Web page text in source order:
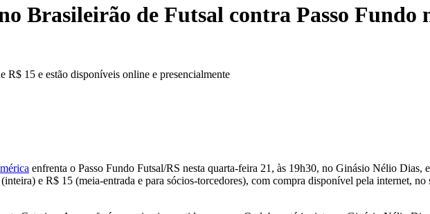
Brasileirão de Futsal contra Passo Fundo
R$ 15 e estão disponíveis online e presencialmente
enfrenta o Passo Fundo Futsal/RS nesta quarta-feira 21, às 19h30, no Ginásio Nélio Dias,
e R$ 15 (meia-entrada e para sócios-torcedores), com compra disponível pela internet,